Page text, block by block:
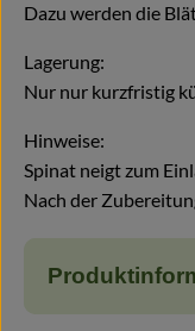
Dazu werden die
Lagerung:
Nur nur kurzfristig
Hinweise:
Spinat neigt zum
Nach der